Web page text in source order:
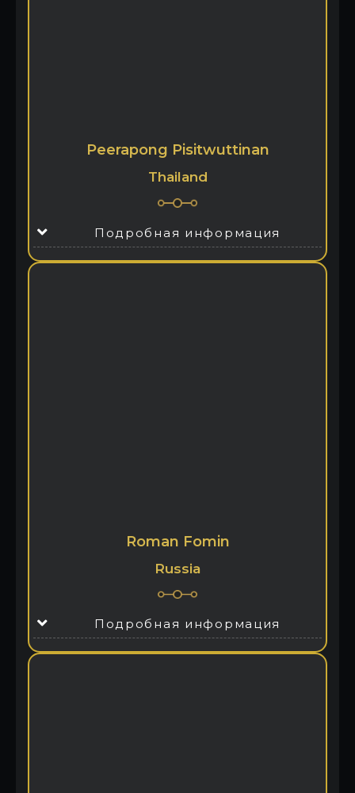
Peerapong Pisitwuttinan
Thailand
Подробная информация
Roman Fomin
Russia
Подробная информация